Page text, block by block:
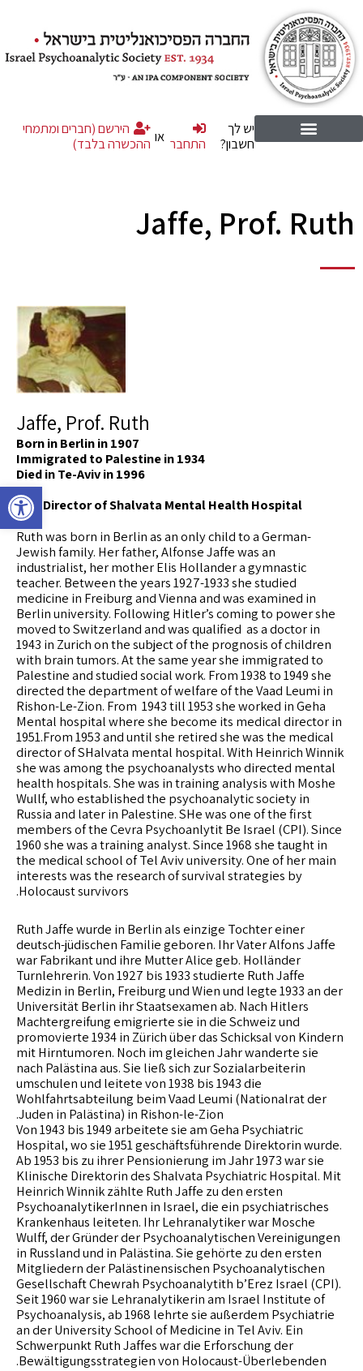
פתח
יש לך
חשבון?
התחבר או
הירשם (חברים ומתמחי
ההכשרה בלבד)
Jaffe, Prof. Ruth
Jaffe, Prof. Ruth
Born in Berlin in 1907
Immigrated to Palestine in 1934
Died in Te-Aviv in 1996
Was Director of Shalvata Mental Health Hospital
Ruth was born in Berlin as an only child to a German-
Jewish family. Her father, Alfonse Jaffe was an
industrialist, her mother Elis Hollander a gymnastic
teacher. Between the years 1927-1933 she studied
medicine in Freiburg and Vienna and was examined in
Berlin university. Following Hitler’s coming to power she
moved to Switzerland and was qualified as a doctor in
1943 in Zurich on the subject of the prognosis of children
with brain tumors. At the same year she immigrated to
Palestine and studied social work. From 1938 to 1949 she
directed the department of welfare of the Vaad Leumi in
Rishon-Le-Zion. From 1943 till 1953 she worked in Geha
Mental hospital where she become its medical director in
1951.From 1953 and until she retired she was the medical
director of SHalvata mental hospital. With Heinrich Winnik
she was among the psychoanalysts who directed mental
health hospitals. She was in training analysis with Moshe
Wullf, who established the psychoanalytic society in
Russia and later in Palestine. SHe was one of the first
members of the Cevra Psychoanlytit Be Israel (CPI). Since
1960 she was a training analyst. Since 1968 she taught in
the medical school of Tel Aviv university. One of her main
interests was the research of survival strategies by
Holocaust survivors.
Ruth Jaffe wurde in Berlin als einzige Tochter einer
deutsch-jüdischen Familie geboren. Ihr Vater Alfons Jaffe
war Fabrikant und ihre Mutter Alice geb. Holländer
Turnlehrerin. Von 1927 bis 1933 studierte Ruth Jaffe
Medizin in Berlin, Freiburg und Wien und legte 1933 an der
Universität Berlin ihr Staatsexamen ab. Nach Hitlers
Machtergreifung emigrierte sie in die Schweiz und
promovierte 1934 in Zürich über das Schicksal von Kindern
mit Hirntumoren. Noch im gleichen Jahr wanderte sie
nach Palästina aus. Sie ließ sich zur Sozialarbeiterin
umschulen und leitete von 1938 bis 1943 die
Wohlfahrtsabteilung beim Vaad Leumi (Nationalrat der
Juden in Palästina) in Rishon-le-Zion.
Von 1943 bis 1949 arbeitete sie am Geha Psychiatric
Hospital, wo sie 1951 geschäftsführende Direktorin wurde.
Ab 1953 bis zu ihrer Pensionierung im Jahr 1973 war sie
Klinische Direktorin des Shalvata Psychiatric Hospital. Mit
Heinrich Winnik zählte Ruth Jaffe zu den ersten
PsychoanalytikerInnen in Israel, die ein psychiatrisches
Krankenhaus leiteten. Ihr Lehranalytiker war Mosche
Wulff, der Gründer der Psychoanalytischen Vereinigungen
in Russland und in Palästina. Sie gehörte zu den ersten
Mitgliedern der Palästinensischen Psychoanalytischen
Gesellschaft Chewrah Psychoanalytith b’Erez Israel (CPI).
Seit 1960 war sie Lehranalytikerin am Israel Institute of
Psychoanalysis, ab 1968 lehrte sie außerdem Psychiatrie
an der University School of Medicine in Tel Aviv. Ein
Schwerpunkt Ruth Jaffes war die Erforschung der
Bewältigungsstrategien von Holocaust-Überlebenden.